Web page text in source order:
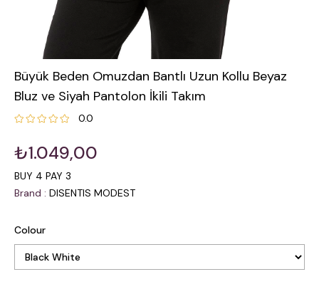
Büyük Beden Omuzdan Bantlı Uzun Kollu Beyaz
Bluz ve Siyah Pantolon İkili Takım
0.0
₺1.049,00
BUY 4 PAY 3
Brand : DISENTIS MODEST
Colour